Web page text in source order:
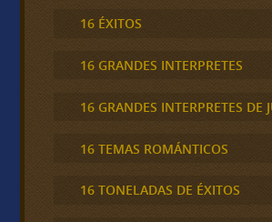
16 ÉXITOS
16 GRANDES INTERPRETES
16 GRANDES INTERPRETES DE
16 TEMAS ROMÁNTICOS
16 TONELADAS DE ÉXITOS